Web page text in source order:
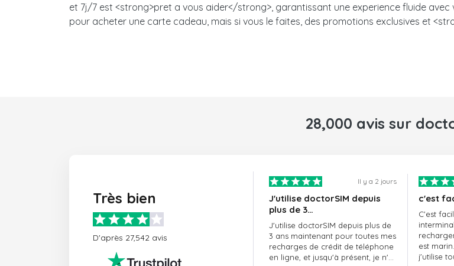
et 7j/7 est <strong>pret a vous aider</strong>, garantissant une experience fluide
pour acheter une carte cadeau, mais si vous le faites, des promotions exclusives et
28,000 avis sur
Très bien
D'après 27,542 avis
Il y a 2 jours
J'utilise doctorSIM depuis
plus de 3…
J'utilise doctorSIM depuis plus de
3 ans maintenant pour toutes mes
recharges de crédit de téléphone
en ligne, et jusqu'à présent, je n'ai
c'est
C'est
est
j'utilise